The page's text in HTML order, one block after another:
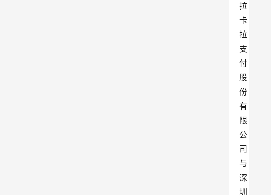
拉
卡
拉
支
付
股
份
有
限
公
司
与
深
圳